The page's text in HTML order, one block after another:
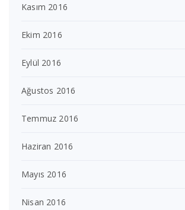
Kasım 2016
Ekim 2016
Eylül 2016
Ağustos 2016
Temmuz 2016
Haziran 2016
Mayıs 2016
Nisan 2016